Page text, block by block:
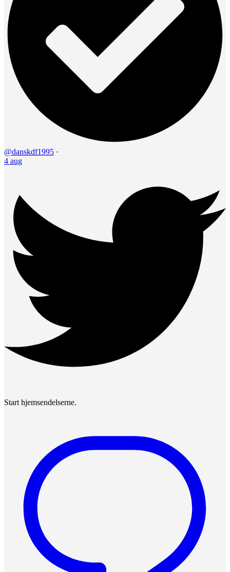
@danskdf1995 ·
4 aug
Start hjemsendelserne.